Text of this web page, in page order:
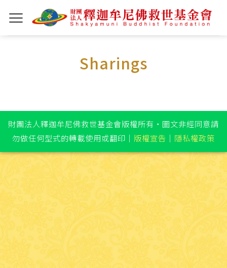
to
content
Sharings
財團法人釋迦牟尼佛救世基金會版權所有‧圖文非經同意請
勿做任何型式的轉載使用或翻印 ｜ 版權宣告 ｜ 隱私權政策